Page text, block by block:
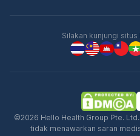
Silakan kunjungi
©2026 Hello Health Group Pte.
tidak menawarkan saran